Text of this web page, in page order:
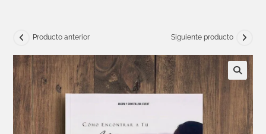
Producto anterior Siguiente producto